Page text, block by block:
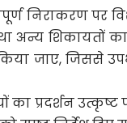
निराकरण पर
अन्य शिकायतों
जाए, जिससे
का प्रदर्शन